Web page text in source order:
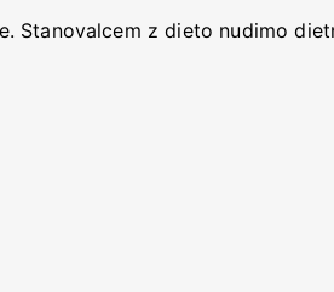
Stanovalcem z dieto nudimo